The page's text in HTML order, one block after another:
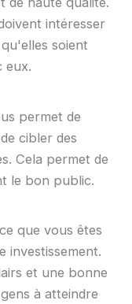
intéresser
soient
eux.
permet de
cibler des
Cela permet de
le bon public.
que vous êtes
investissement.
et une bonne
à atteindre